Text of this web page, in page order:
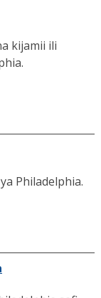
kijamii ili
Philadelphia.